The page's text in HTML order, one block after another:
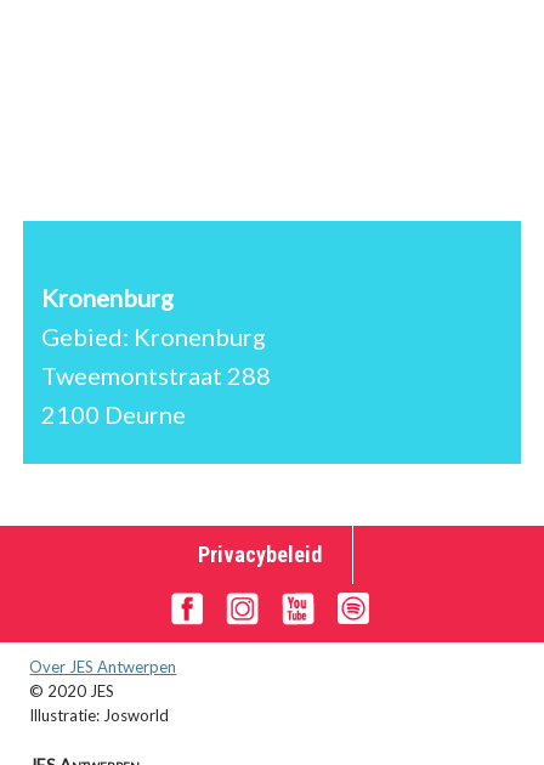
Kronenburg
Gebied: Kronenburg
Tweemontstraat 288
2100 Deurne
Privacybeleid
Over JES Antwerpen
© 2020 JES
Illustratie: Josworld